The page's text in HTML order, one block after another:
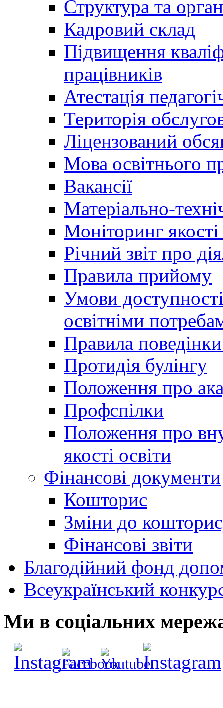
Структура та
Кадровий склад
Підвищення
працівників
Атестація
Територія
Ліцензований
Мова освітнього
Вакансії
Матеріально-
Моніторинг якості
Річний звіт про
Правила прийому
Умови
освітніми
Правила поведінки
Протидія булінгу
Положення про
Профспілки
Положення про
якості освіти
Фінансові документи
Кошторис
Зміни до
Фінансові звіти
Благодійний фонд
Всеукраїнський
Ми в соціальних